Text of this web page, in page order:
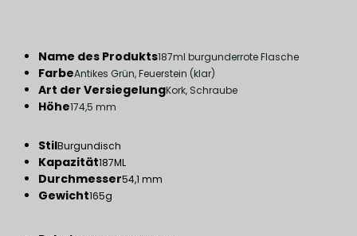
Name des Produkts187ml burgunderrote Flasche
FarbeAntikes Grün, Feuerstein (klar)
Art der VersiegelungKork, Schraube
Höhe174,5 mm
StilBurgundisch
Kapazität187ML
Durchmesser54,1 mm
Gewicht165g